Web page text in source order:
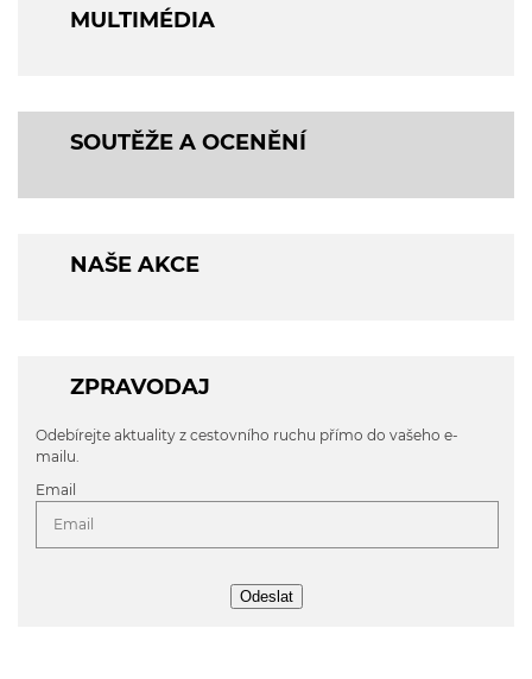
MULTIMÉDIA
SOUTĚŽE A OCENĚNÍ
NAŠE AKCE
ZPRAVODAJ
Odebírejte aktuality z cestovního ruchu přímo do vašeho e-
mailu.
Email
Odeslat